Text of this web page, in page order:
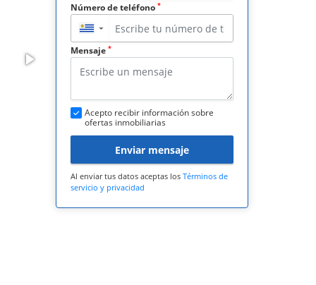
Número de teléfono *
▼
Mensaje *
Acepto recibir información sobre
ofertas inmobiliarias
Enviar mensaje
Al enviar tus datos aceptas los Términos de
servicio y privacidad